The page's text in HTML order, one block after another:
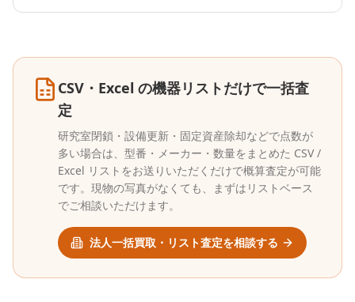
CSV・Excel の機器リストだけで一括査
定
研究室閉鎖・設備更新・固定資産除却などで点数が
多い場合は、型番・メーカー・数量をまとめた CSV /
Excel リストをお送りいただくだけで概算査定が可能
です。現物の写真がなくても、まずはリストベース
でご相談いただけます。
法人一括買取・リスト査定を相談する